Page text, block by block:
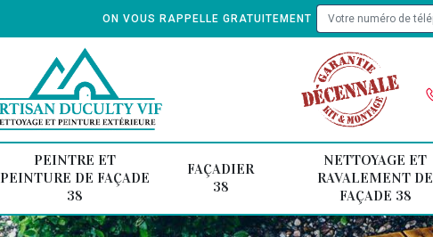
ON VOUS RAPPELLE GRATUITEMENT
PEINTRE ET
PEINTURE DE FAÇADE
38
FAÇADIER
38
NETTOYAGE ET
RAVALEMENT DE
FAÇADE 38